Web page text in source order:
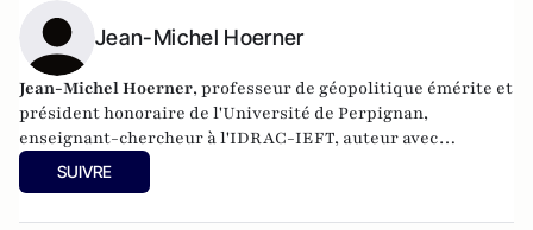
Jean-Michel Hoerner
Jean-Michel Hoerner, professeur de géopolitique émérite et
président honoraire de l'Université de Perpignan,
enseignant-chercheur à l'IDRAC-IEFT, auteur avec
Catherine Sicart de
Editeur, 2015)
SUIVRE